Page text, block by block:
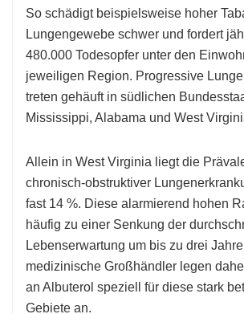
So schädigt beispielsweise hoher
Lungengewebe schwer und fordert
480.000 Todesopfer unter den
jeweiligen Region. Progressive
treten gehäuft in südlichen
Mississippi, Alabama und West
Allein in West Virginia liegt die
chronisch-obstruktiver
fast 14 %. Diese alarmierend hohen
häufig zu einer Senkung der
Lebenserwartung um bis zu drei
medizinische Großhändler legen
an Albuterol speziell für diese stark
Gebiete an.